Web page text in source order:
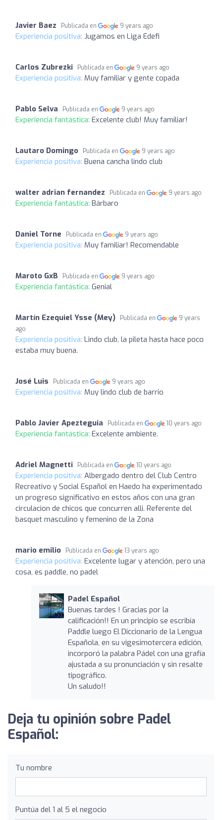
Javier Baez Publicada en 9 years ago
Experiencia positiva: Jugamos en Liga Edefi
Carlos Zubrezki Publicada en 9 years ago
Experiencia positiva: Muy familiar y gente copada
Pablo Selva Publicada en 9 years ago
Experiencia fantástica: Excelente club! Muy familiar!
Lautaro Domingo Publicada en 9 years ago
Experiencia positiva: Buena cancha lindo club
walter adrian fernandez Publicada en 9 years ago
Experiencia fantástica: Bárbaro
Daniel Torne Publicada en 9 years ago
Experiencia positiva: Muy familiar! Recomendable
Maroto GxB Publicada en 9 years ago
Experiencia fantástica: Genial
Martín Ezequiel Ysse (Mey) Publicada en
9 years
ago
Experiencia positiva: Lindo club, la pileta hasta hace poco
estaba muy buena.
José Luis Publicada en 9 years ago
Experiencia positiva: Muy lindo club de barrio
Pablo Javier Apezteguia Publicada en 10 years ago
Experiencia fantástica: Excelente ambiente.
Adriel Magnetti Publicada en 10 years ago
Experiencia positiva: Albergado dentro del Club Centro
Recreativo y Social Español en Haedo ha experimentado
un progreso significativo en estos años con una gran
circulacion de chicos que concurren alli. Referente del
basquet masculino y femenino de la Zona
mario emilio Publicada en 13 years ago
Experiencia positiva: Excelente lugar y atención, pero una
cosa, es paddle, no padel
Padel Español
Buenas tardes ! Gracias por la
calificación!! En un principio se escribía
Paddle luego El Diccionario de la Lengua
Española, en su vigesimotercera edición,
incorporó la palabra Pádel con una grafía
ajustada a su pronunciación y sin resalte
tipográfico.
Un saludo!!
Deja tu opinión sobre Padel
Español:
Tu nombre
Puntúa del 1 al 5 el negocio